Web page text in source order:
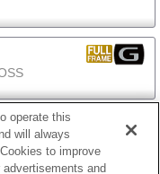
operate this
will always
to improve
and